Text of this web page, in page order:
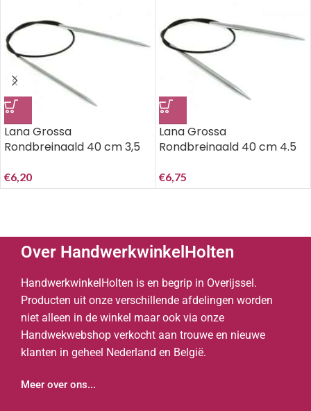
Lana Grossa
Rondbreinaald 40 cm 3,5
€6,20
Lana Grossa
Rondbreinaald 40 cm 4.5
€6,75
Over HandwerkwinkelHolten
HandwerkwinkelHolten is en begrip in Overijssel.
Producten uit onze verschillende afdelingen worden
niet alleen in de winkel maar ook via onze
Handwekwebshop verkocht aan trouwe en nieuwe
klanten in geheel Nederland en België.
Meer over ons...